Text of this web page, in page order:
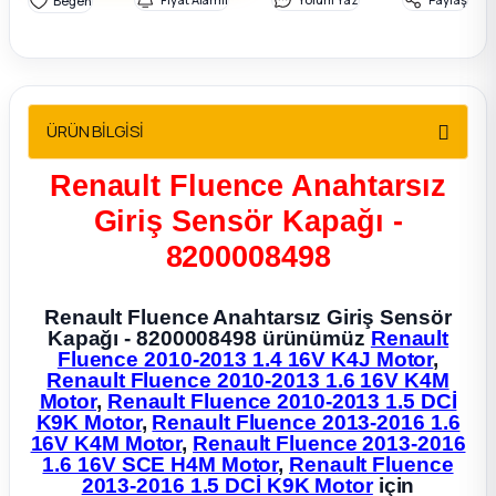
Sedan
Parça
ÜRÜN BİLGİSİ
Renault Fluence Anahtarsız
Giriş Sensör Kapağı -
8200008498
Renault Fluence Anahtarsız Giriş Sensör
Kapağı - 8200008498 ürünümüz Renault
Fluence 2010-2013 1.4 16V K4J Motor,
Renault Fluence 2010-2013 1.6 16V K4M
Motor, Renault Fluence 2010-2013 1.5 DCİ
K9K Motor, Renault Fluence 2013-2016 1.6
16V K4M Motor, Renault Fluence 2013-2016
1.6 16V SCE H4M Motor, Renault Fluence
2013-2016 1.5 DCİ K9K Motoriçin